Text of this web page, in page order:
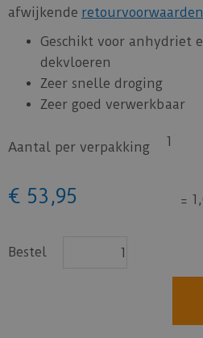
afwijkende retourvoorwaarden
Geschikt voor anhydriet
dekvloeren
Zeer snelle droging
Zeer goed verwerkbaar
Aantal per verpakking 1
€ 53 ,95 =
Bestel